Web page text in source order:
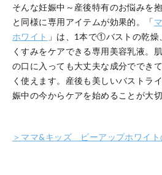
そんな妊娠中～産後特有のお悩みを
と同様に専用アイテムが効果的。「
ホワイト 」は、1本で①バストの乾
くすみをケアできる専用美容乳液。
の口に入っても大丈夫な成分ででき
く使えます。産後も美しいバストラ
娠中の今からケアを始めることが大切
＞ママ&キッズ ビーアップホワイト